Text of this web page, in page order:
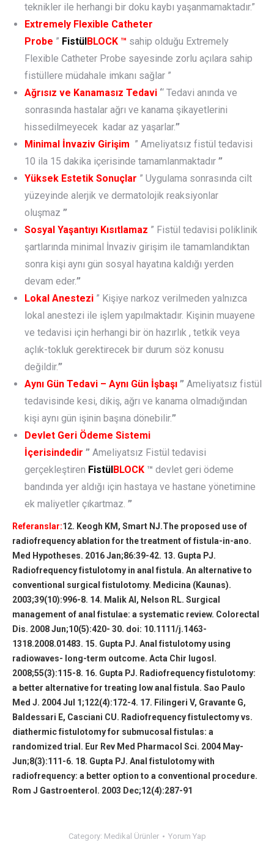
teknikler ile herhangi bir doku kaybı yaşanmamaktadır.”
Extremely Flexible Catheter
Probe ” FistülBLOCK ™ sahip olduğu Extremely
Flexible Catheter Probe sayesinde zorlu açılara sahip
fistüllere müdahale imkanı sağlar ”
Ağrısız ve Kanamasız Tedavi ‘‘ Tedavi anında ve
sonrasında hastalar ağrı ve kanama şikayetlerini
hissedilmeyecek kadar az yaşarlar.”
Minimal İnvaziv Girişim ” Ameliyatsız fistül tedavisi
10 ila 15 dakika içerisinde tamamlanmaktadır ”
Yüksek Estetik Sonuçlar ” Uygulama sonrasında cilt
yüzeyinde alerjik ve dermatolojik reaksiyonlar
oluşmaz ”
Sosyal Yaşantıyı Kısıtlamaz ” Fistül tedavisi poliklinik
şartlarında minimal İnvaziv girişim ile tamamlandıktan
sonra kişi aynı gün sosyal hayatına kaldığı yerden
devam eder.”
Lokal Anestezi ” Kişiye narkoz verilmeden yalnızca
lokal anestezi ile işlem yapılmaktadır. Kişinin muayene
ve tedavisi için herhangi bir ön hazırlık , tetkik veya
açlık-tokluk gerektirecek bir durum söz konusu
değildir.”
Aynı Gün Tedavi – Aynı Gün İşbaşı ” Ameliyatsız fistül
tedavisinde kesi, dikiş, ağrı ve kanama olmadığından
kişi aynı gün işinin başına dönebilir.”
Devlet Geri Ödeme Sistemi
İçerisindedir ” Ameliyatsız Fistül tedavisi
gerçekleştiren FistülBLOCK ™ devlet geri ödeme
bandında yer aldığı için hastaya ve hastane yönetimine
ek maliyetler çıkartmaz. ”
Referanslar:12. Keogh KM, Smart NJ.The proposed use of
radiofrequency ablation for the treatment of fistula-in-ano.
Med Hypotheses. 2016 Jan;86:39-42. 13. Gupta PJ.
Radiofrequency fistulotomy in anal fistula. An alternative to
conventional surgical fistulotomy. Medicina (Kaunas).
2003;39(10):996-8. 14. Malik AI, Nelson RL. Surgical
management of anal fistulae: a systematic review. Colorectal
Dis. 2008 Jun;10(5):420- 30. doi: 10.1111/j.1463-
1318.2008.01483. 15. Gupta PJ. Anal fistulotomy using
radiowaves- long-term outcome. Acta Chir Iugosl.
2008;55(3):115-8. 16. Gupta PJ. Radiofrequency fistulotomy:
a better alternative for treating low anal fistula. Sao Paulo
Med J. 2004 Jul 1;122(4):172-4. 17. Filingeri V, Gravante G,
Baldessari E, Casciani CU. Radiofrequency fistulectomy vs.
diathermic fistulotomy for submucosal fistulas: a
randomized trial. Eur Rev Med Pharmacol Sci. 2004 May-
Jun;8(3):111-6. 18. Gupta PJ. Anal fistulotomy with
radiofrequency: a better option to a conventional procedure.
Rom J Gastroenterol. 2003 Dec;12(4):287-91
Category: Medikal Ürünler Yorum Yap